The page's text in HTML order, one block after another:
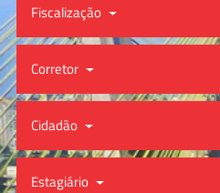
Fiscalização
Corretor
Cidadão
Estagiário